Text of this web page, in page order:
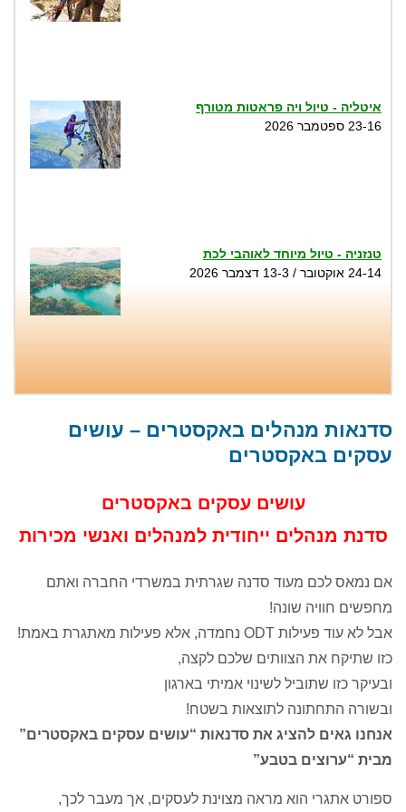
איטליה - טיול ויה פראטות מטורף
23-16 ספטמבר 2026
טנזניה - טיול מיוחד לאוהבי לכת
24-14 אוקטובר / 13-3 דצמבר 2026
14.8, שבת 15.8, חמישי 20.8...
סדנאות מנהלים באקסטרים – עושים
עסקים באקסטרים
עושים עסקים באקסטרים
סדנת מנהלים ייחודית למנהלים ואנשי מכירות
אם נמאס לכם מעוד סדנה שגרתית במשרדי החברה ואתם
מחפשים חוויה שונה!
אבל לא עוד פעילות ODT נחמדה, אלא פעילות מאתגרת באמת!
כזו שתיקח את הצוותים שלכם לקצה,
ובעיקר כזו שתוביל לשינוי אמיתי בארגון
ובשורה התחתונה לתוצאות בשטח!
אנחנו גאים להציג את סדנאות “עושים עסקים באקסטרים”
מבית “ערוצים בטבע”
ספורט אתגרי הוא מראה מצוינת לעסקים, אך מעבר לכך,